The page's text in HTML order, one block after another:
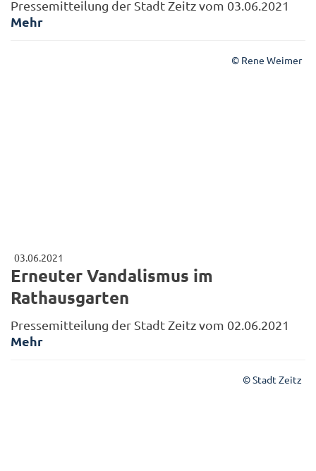
Pressemitteilung der Stadt Zeitz vom 03.06.2021
Mehr
© Rene Weimer
03.06.2021
Erneuter Vandalismus im
Rathausgarten
Pressemitteilung der Stadt Zeitz vom 02.06.2021
Mehr
© Stadt Zeitz